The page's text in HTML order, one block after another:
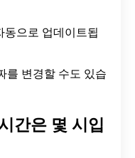
동으로 업데이트됩
를 변경할 수도 있습
간은 몇 시입